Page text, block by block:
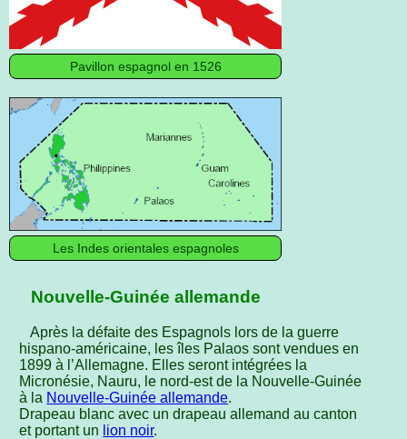
Pavillon espagnol en 1526
Les Indes orientales espagnoles
Nouvelle-Guinée allemande
Après la défaite des Espagnols lors de la guerre
hispano-américaine, les îles Palaos sont vendues en
1899 à l’Allemagne. Elles seront intégrées la
Micronésie, Nauru, le nord-est de la Nouvelle-Guinée
à la Nouvelle-Guinée allemande.
Drapeau blanc avec un drapeau allemand au canton
et portant un lion noir.